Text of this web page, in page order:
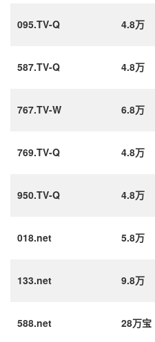
095.TV-Q 4.8万
587.TV-Q 4.8万
767.TV-W 6.8万
769.TV-Q 4.8万
950.TV-Q 4.8万
018.net 5.8万
133.net 9.8万
588.net 28万宝